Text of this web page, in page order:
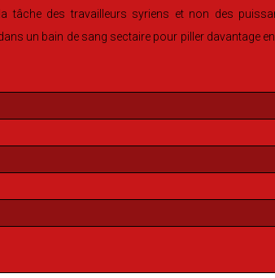
tâche des travailleurs syriens et non des
un bain de sang sectaire pour piller davantage